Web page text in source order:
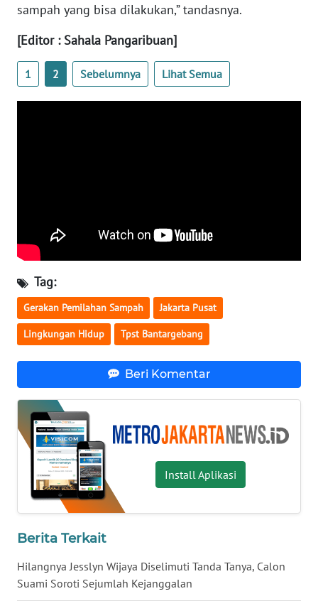
sampah yang bisa dilakukan,” tandasnya.
[Editor : Sahala Pangaribuan]
1 2 Sebelumnya Lihat Semua
Tag:
Gerakan Pemilahan Sampah Jakarta Pusat
Lingkungan Hidup Tpst Bantargebang
Beri Komentar
Install Aplikasi
Berita Terkait
Hilangnya Jesslyn Wijaya Diselimuti Tanda Tanya, Calon
Suami Soroti Sejumlah Kejanggalan
BABEL
SUMBAR
LAMPUNG
JATENG
WN
NUSANTARA
JOGJA
WN
JATIM
WN
BALI
WN
KALBAR
WN
KALTENG